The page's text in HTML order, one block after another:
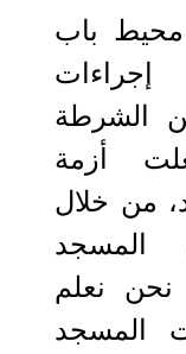
محيط باب
الشرطة
أزمة
من خلال
المسجد
نحن نعلم
المسجد